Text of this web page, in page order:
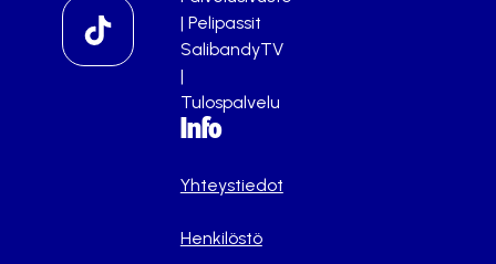
| Pelipassit
SalibandyTV
|
Tulospalvelu
Info
Yhteystiedot
Henkilöstö